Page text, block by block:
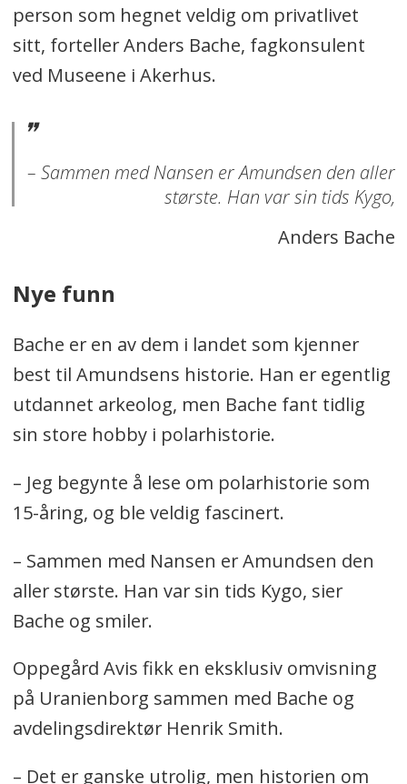
person som hegnet veldig om privatlivet
sitt, forteller Anders Bache, fagkonsulent
ved Museene i Akerhus.
– Sammen med Nansen er Amundsen den aller
største. Han var sin tids Kygo,
Anders Bache
Nye funn
Bache er en av dem i landet som kjenner
best til Amundsens historie. Han er egentlig
utdannet arkeolog, men Bache fant tidlig
sin store hobby i polarhistorie.
– Jeg begynte å lese om polarhistorie som
15-åring, og ble veldig fascinert.
– Sammen med Nansen er Amundsen den
aller største. Han var sin tids Kygo, sier
Bache og smiler.
Oppegård Avis fikk en eksklusiv omvisning
på Uranienborg sammen med Bache og
avdelingsdirektør Henrik Smith.
– Det er ganske utrolig, men historien om